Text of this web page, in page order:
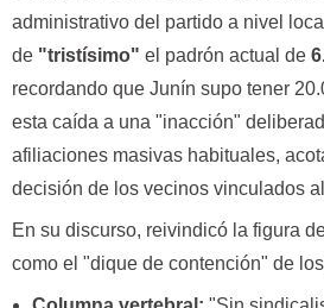
administrativo del partido a nivel
de "tristísimo" el padrón actual de
recordando que Junín supo tener
esta caída a una "inacción"
afiliaciones masivas habituales,
decisión de los vecinos vinculados
En su discurso, reivindicó la figura
como el "dique de contención" de